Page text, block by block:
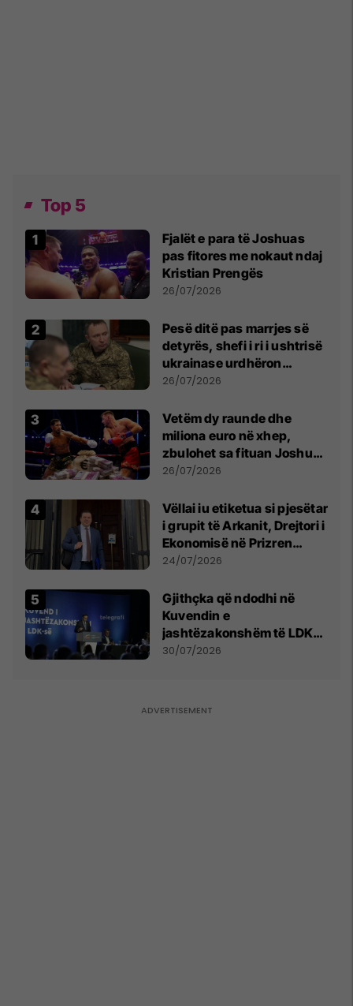
Top 5
Fjalët e para të Joshuas
pas fitores me nokaut ndaj
Kristian Prengës
26/07/2026
Pesë ditë pas marrjes së
detyrës, shefi i ri i ushtrisë
ukrainase urdhëron
kontroll të madh
26/07/2026
Vetëm dy raunde dhe
miliona euro në xhep,
zbulohet sa fituan Joshua
e Prenga
26/07/2026
Vëllai iu etiketua si pjesëtar
i grupit të Arkanit, Drejtori i
Ekonomisë në Prizren
mohon pretendimet
24/07/2026
Gjithçka që ndodhi në
Kuvendin e
jashtëzakonshëm të LDK-
së
30/07/2026